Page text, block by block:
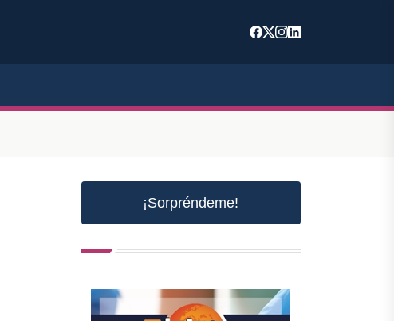
¡Sorpréndeme!